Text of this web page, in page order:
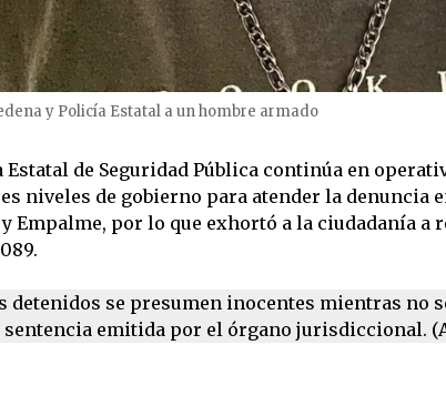
y Policía Estatal a un hombre armado
Estatal de Seguridad Pública continúa en
niveles de gobierno para atender la denuncia
y Empalme, por lo que exhortó a la ciudadanía
detenidos se presumen inocentes mientras no
emitida por el órgano jurisdiccional.